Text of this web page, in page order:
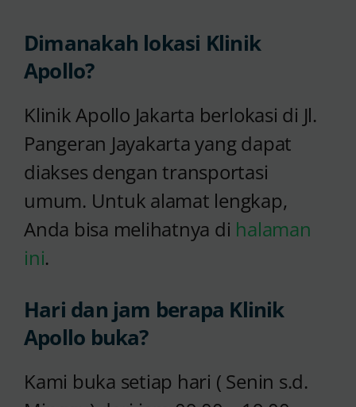
Kontak Kami
Dimanakah lokasi Klinik
Apollo?
Klinik Apollo Jakarta berlokasi di Jl.
Pangeran Jayakarta yang dapat
diakses dengan transportasi
umum. Untuk alamat lengkap,
Anda bisa melihatnya di halaman
ini.
Hari dan jam berapa Klinik
Apollo buka?
Kami buka setiap hari ( Senin s.d.